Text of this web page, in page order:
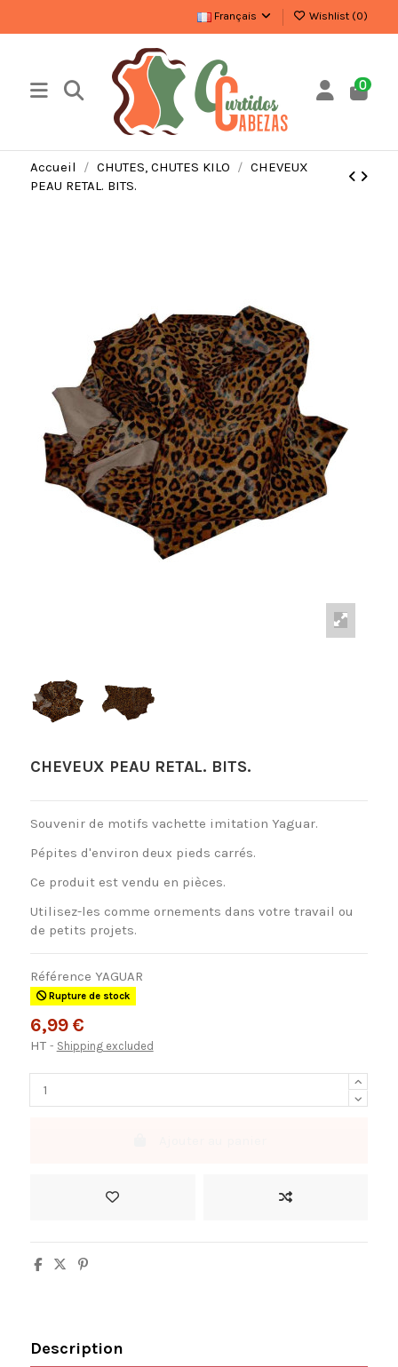
Français Wishlist (0)
0
Accueil CHUTES, CHUTES KILO
CHEVEUX
PEAU RETAL. BITS.
CHEVEUX PEAU RETAL. BITS.
Souvenir de motifs vachette imitation Yaguar.
Pépites d'environ deux pieds carrés.
Ce produit est vendu en pièces.
Utilisez-les comme ornements dans votre travail ou
de petits projets.
Référence YAGUAR
Rupture de stock
6,99 €
HT Shipping excluded
Description